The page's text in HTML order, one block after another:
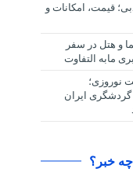
قیمت، امکانات و
و هتل در سفر
نوروزی؛
ایران
خبر؟